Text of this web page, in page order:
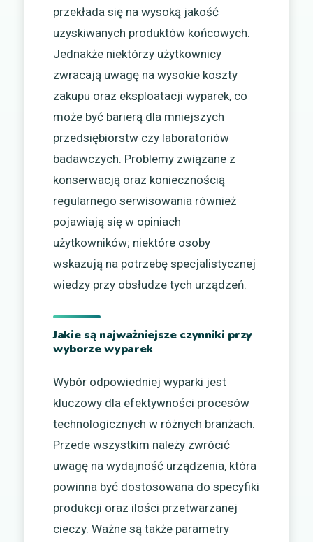
przekłada się na wysoką jakość
uzyskiwanych produktów końcowych.
Jednakże niektórzy użytkownicy
zwracają uwagę na wysokie koszty
zakupu oraz eksploatacji wyparek, co
może być barierą dla mniejszych
przedsiębiorstw czy laboratoriów
badawczych. Problemy związane z
konserwacją oraz koniecznością
regularnego serwisowania również
pojawiają się w opiniach
użytkowników; niektóre osoby
wskazują na potrzebę specjalistycznej
wiedzy przy obsłudze tych urządzeń.
Jakie są najważniejsze czynniki przy
wyborze wyparek
Wybór odpowiedniej wyparki jest
kluczowy dla efektywności procesów
technologicznych w różnych branżach.
Przede wszystkim należy zwrócić
uwagę na wydajność urządzenia, która
powinna być dostosowana do specyfiki
produkcji oraz ilości przetwarzanej
cieczy. Ważne są także parametry